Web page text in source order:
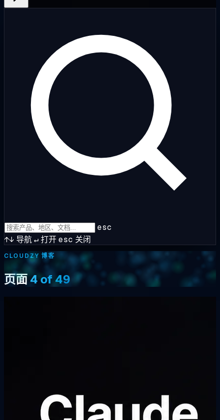
esc
↑↓ 导航↵打开esc 关闭
CLOUDZY 博客
页面4 of 49